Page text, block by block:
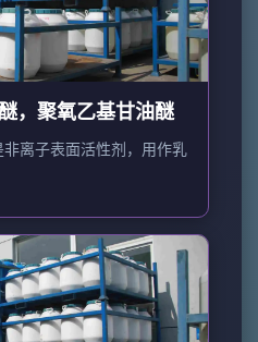
，聚氧乙基甘油醚
离子表面活性剂，用作乳